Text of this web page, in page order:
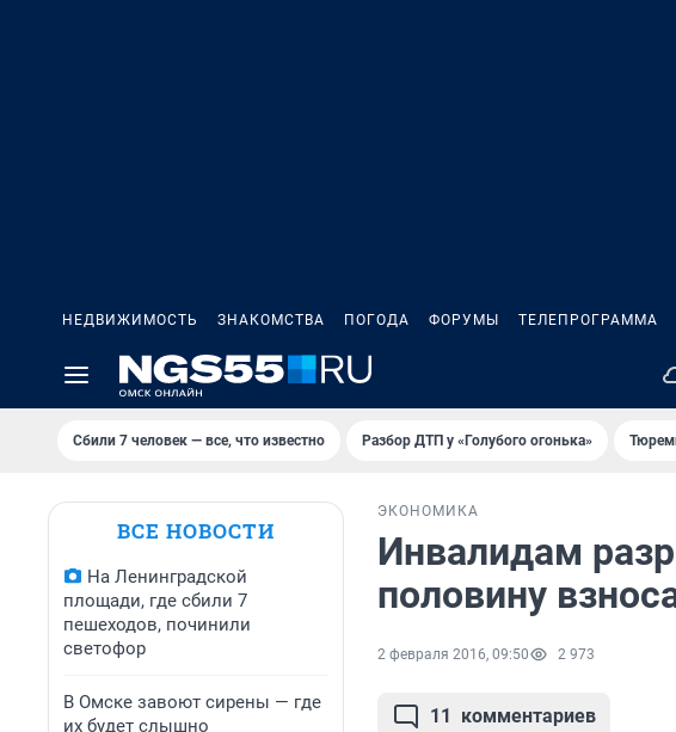
НЕДВИЖИМОСТЬ ЗНАКОМСТВА ПОГОДА ФОРУМЫ ТЕЛЕПРОГРАММА
Сбили 7 человек — все, что известно Разбор ДТП у «Голубого огонька»
ВСЕ НОВОСТИ
На Ленинградской
площади, где сбили 7
пешеходов, починили
светофор
В Омске завоют сирены — где
их будет слышно
ЭКОНОМИКА
Инвалидам
половину
2 февраля 2016, 09:50 2 973
11 комментариев